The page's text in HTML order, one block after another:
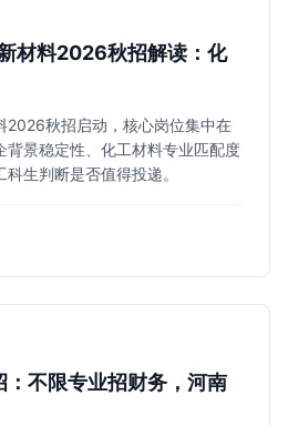
材料2026秋招解读：化
2026秋招启动，核心岗位集中在
背景稳定性、化工材料专业匹配度
生判断是否值得投递。
不限专业招财务，河南